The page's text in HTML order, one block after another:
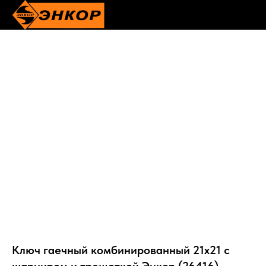
Ключ гаечный комбинированный 21х21 с